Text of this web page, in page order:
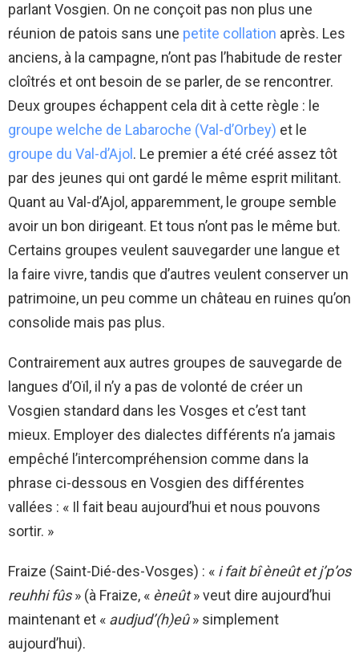
parlant Vosgien. On ne conçoit pas non plus une
réunion de patois sans une petite collation après. Les
anciens, à la campagne, n’ont pas l’habitude de rester
cloîtrés et ont besoin de se parler, de se rencontrer.
Deux groupes échappent cela dit à cette règle : le
groupe welche de Labaroche (Val-d’Orbey) et le
groupe du Val-d’Ajol . Le premier a été créé assez tôt
par des jeunes qui ont gardé le même esprit militant.
Quant au Val-d’Ajol, apparemment, le groupe semble
avoir un bon dirigeant. Et tous n’ont pas le même but.
Certains groupes veulent sauvegarder une langue et
la faire vivre, tandis que d’autres veulent conserver un
patrimoine, un peu comme un château en ruines qu’on
consolide mais pas plus.
Contrairement aux autres groupes de sauvegarde de
langues d’Oïl, il n’y a pas de volonté de créer un
Vosgien standard dans les Vosges et c’est tant
mieux. Employer des dialectes différents n’a jamais
empêché l’intercompréhension comme dans la
phrase ci-dessous en Vosgien des différentes
vallées : « Il fait beau aujourd’hui et nous pouvons
sortir. »
Fraize (Saint-Dié-des-Vosges) : « i fait bî èneût et j’p’os
reuhhi fûs» (à Fraize, « èneût» veut dire aujourd’hui
maintenant et « audjud’(h)eû» simplement
aujourd’hui).